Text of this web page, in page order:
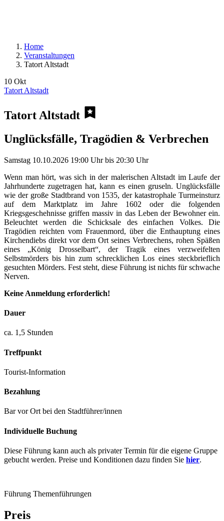
Home
Veranstaltungen
Tatort Altstadt
10 Okt
Tatort Altstadt
Tatort Altstadt
Unglücksfälle, Tragödien & Verbrechen
Samstag 10.10.2026 19:00 Uhrbis 20:30 Uhr
Wenn man hört, was sich in der malerischen Altstadt im Laufe der
Jahrhunderte zugetragen hat, kann es einen gruseln. Unglücksfälle
wie der große Stadtbrand von 1535, der katastrophale Turmeinsturz
auf dem Marktplatz im Jahre 1602 oder die folgenden
Kriegsgeschehnisse griffen massiv in das Leben der Bewohner ein.
Beleuchtet werden die Schicksale des einfachen Volkes. Die
Tragödien reichten vom Frauenmord, über die Enthauptung eines
Kirchendiebs direkt vor dem Ort seines Verbrechens, rohen Späßen
eines „König Drosselbart“, der Tragik eines verzweifelten
Selbstmörders bis hin zum schrecklichen Los eines steckbrieflich
gesuchten Mörders. Fest steht, diese Führung ist nichts für schwache
Nerven.
Keine Anmeldung erforderlich!
Dauer
ca. 1,5 Stunden
Treffpunkt
Tourist-Information
Bezahlung
Bar vor Ort bei den Stadtführer/innen
Individuelle Buchung
Diese Führung kann auch als privater Termin für die eigene Gruppe
gebucht werden. Preise und Konditionen dazu finden Sie hier.
Führung Themenführungen
Preis